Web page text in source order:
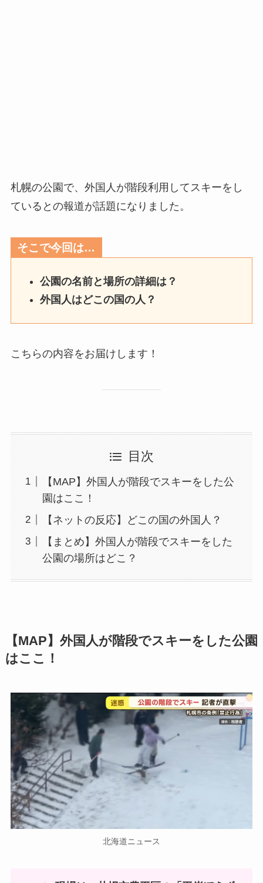
札幌の公園で、外国人が階段利用してスキーをし
ているとの報道が話題になりました。
そこで今回は…
公園の名前と場所の詳細は？
外国人はどこの国の人？
こちらの内容をお届けします！
目次
【MAP】外国人が階段でスキーをした公
園はここ！
【ネットの反応】どこの国の外国人？
【まとめ】外国人が階段でスキーをした
公園の場所はどこ？
【MAP】外国人が階段でスキーをした公園
はここ！
北海道ニュース